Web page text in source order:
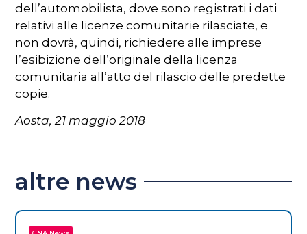
dell’automobilista, dove sono registrati i dati
relativi alle licenze comunitarie rilasciate, e
non dovrà, quindi, richiedere alle imprese
l’esibizione dell’originale della licenza
comunitaria all’atto del rilascio delle predette
copie.
Aosta, 21 maggio 2018
altre news